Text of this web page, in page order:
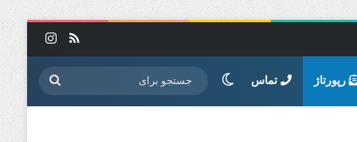
خوراک
رپورتاژ تماس تغییر پوسته جستجو
برای